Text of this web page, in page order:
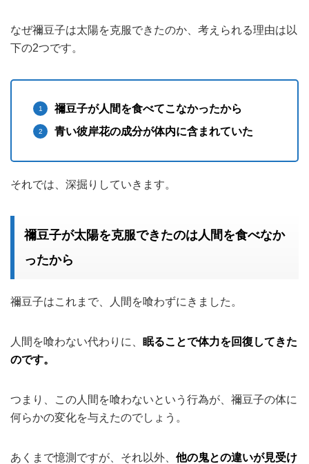
なぜ禰豆子は太陽を克服できたのか、考えられる理由は以
下の2つです。
禰豆子が人間を食べてこなかったから
青い彼岸花の成分が体内に含まれていた
それでは、深掘りしていきます。
禰豆子が太陽を克服できたのは人間を食べなか
ったから
禰豆子はこれまで、人間を喰わずにきました。
人間を喰わない代わりに、 眠ることで体力を回復してきた
のです。
つまり、この人間を喰わないという行為が、禰豆子の体に
何らかの変化を与えたのでしょう。
あくまで憶測ですが、それ以外、 他の鬼との違いが見受け